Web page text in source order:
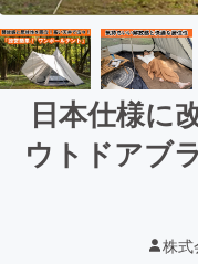
日本仕様に
ウトドアブ
株式